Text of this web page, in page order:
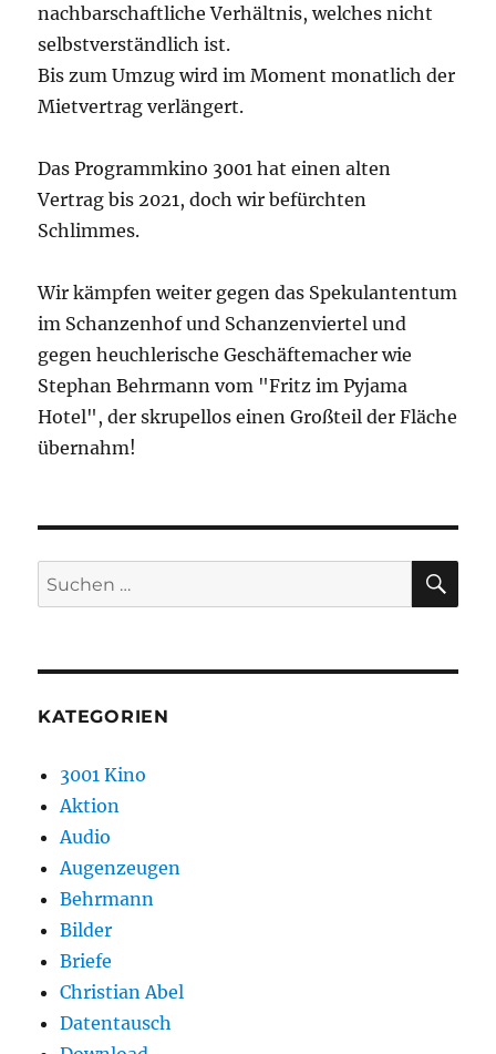
nachbarschaftliche Verhältnis, welches nicht
selbstverständlich ist.
Bis zum Umzug wird im Moment monatlich der
Mietvertrag verlängert.
Das Programmkino 3001 hat einen alten
Vertrag bis 2021, doch wir befürchten
Schlimmes.
Wir kämpfen weiter gegen das Spekulantentum
im Schanzenhof und Schanzenviertel und
gegen heuchlerische Geschäftemacher wie
Stephan Behrmann vom "Fritz im Pyjama
Hotel", der skrupellos einen Großteil der Fläche
übernahm!
Suchen
nach:
KATEGORIEN
3001 Kino
Aktion
Audio
Augenzeugen
Behrmann
Bilder
Briefe
Christian Abel
Datentausch